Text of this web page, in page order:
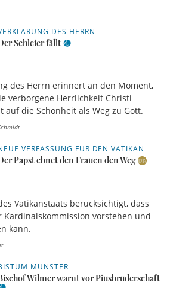
DES HERRN
Schleier fällt
des Herrn erinnert an den Moment,
verborgene Herrlichkeit Christi
auf die Schönheit als Weg zu Gott.
VERFASSUNG FÜR DEN VATIKAN
Papst ebnet den Frauen den Weg
Vatikanstaats berücksichtigt, dass
vorstehen und
kann.
MÜNSTER
Wilmer warnt vor Piusbruderschaft